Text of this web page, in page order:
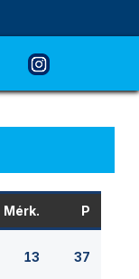
Mérk. P
13 37